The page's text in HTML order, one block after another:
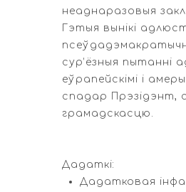
неаднаразовыя
Гэтыя вынікі
сур’ёзныя пытанні
еўрапейскімі і
спадар Прэзідэнт,
грамадскасцю.
Дадаткі:
Дадатковая